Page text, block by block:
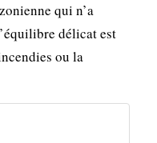
qui n’a
délicat est
ou la